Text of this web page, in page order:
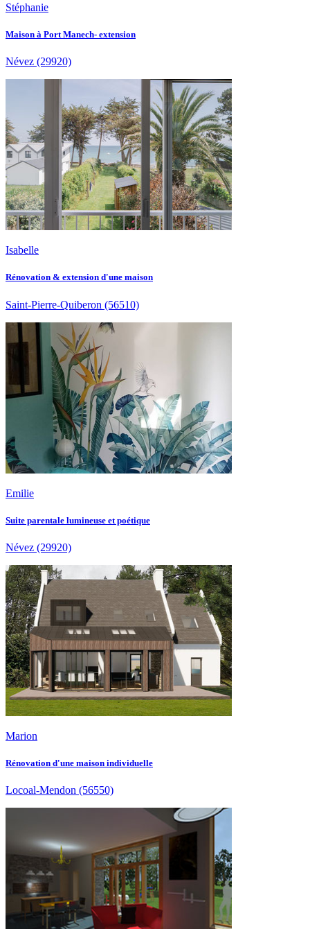
Stéphanie
Maison à Port Manech- extension
Névez (29920)
Isabelle
Rénovation & extension d'une maison
Saint-Pierre-Quiberon (56510)
Emilie
Suite parentale lumineuse et poétique
Névez (29920)
Marion
Rénovation d'une maison individuelle
Locoal-Mendon (56550)